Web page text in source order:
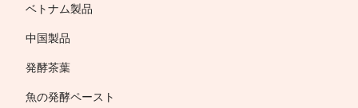
ベトナム製品
中国製品
発酵茶葉
魚の発酵ペースト